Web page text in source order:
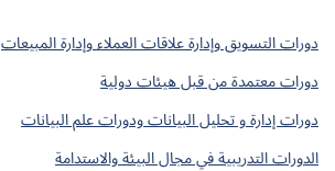
دورات التسويق وإدارة علاقات العملاء وإدارة المبيعات
دورات معتمدة من قبل هيئات دولية
دورات إدارة و تحليل البيانات ودورات علم البيانات
الدورات التدريبية في مجال البيئة والاستدامة